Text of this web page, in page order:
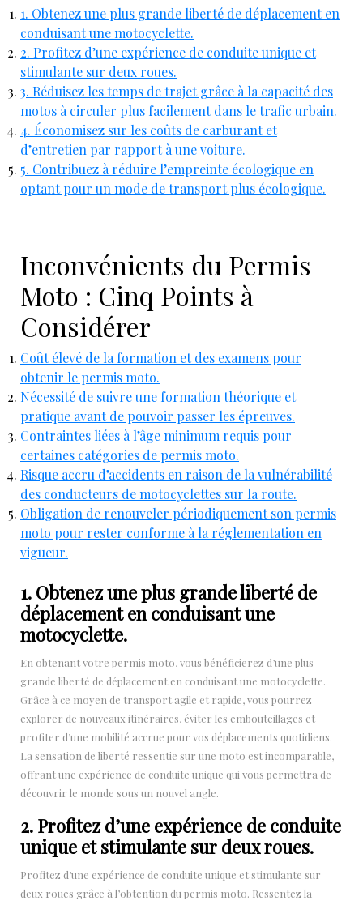
1. Obtenez une plus grande liberté de déplacement en
conduisant une motocyclette.
2. Profitez d’une expérience de conduite unique et
stimulante sur deux roues.
3. Réduisez les temps de trajet grâce à la capacité des
motos à circuler plus facilement dans le trafic urbain.
4. Économisez sur les coûts de carburant et
d’entretien par rapport à une voiture.
5. Contribuez à réduire l’empreinte écologique en
optant pour un mode de transport plus écologique.
Inconvénients du Permis
Moto : Cinq Points à
Considérer
Coût élevé de la formation et des examens pour
obtenir le permis moto.
Nécessité de suivre une formation théorique et
pratique avant de pouvoir passer les épreuves.
Contraintes liées à l’âge minimum requis pour
certaines catégories de permis moto.
Risque accru d’accidents en raison de la vulnérabilité
des conducteurs de motocyclettes sur la route.
Obligation de renouveler périodiquement son permis
moto pour rester conforme à la réglementation en
vigueur.
1. Obtenez une plus grande liberté de
déplacement en conduisant une
motocyclette.
En obtenant votre permis moto, vous bénéficierez d’une plus
grande liberté de déplacement en conduisant une motocyclette.
Grâce à ce moyen de transport agile et rapide, vous pourrez
explorer de nouveaux itinéraires, éviter les embouteillages et
profiter d’une mobilité accrue pour vos déplacements quotidiens.
La sensation de liberté ressentie sur une moto est incomparable,
offrant une expérience de conduite unique qui vous permettra de
découvrir le monde sous un nouvel angle.
2. Profitez d’une expérience de conduite
unique et stimulante sur deux roues.
Profitez d’une expérience de conduite unique et stimulante sur
deux roues grâce à l’obtention du permis moto. Ressentez la